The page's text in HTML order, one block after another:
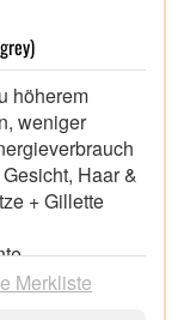
höherem
weniger
Haar &
+ Gillette
Merkliste